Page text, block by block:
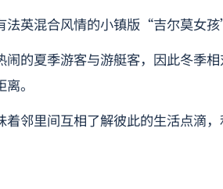
法英混合风情的小镇版“吉尔莫女孩
闹的夏季游客与游艇客，因此冬季
。
邻里间互相了解彼此的生活点滴，